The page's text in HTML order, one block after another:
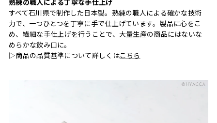
すべて石川県で制作した日本製。熟練の職人による確かな技術
力で、一つひとつを丁寧に手で仕上げています。製品に心をこ
め、繊細な手仕上げを行うことで、大量生産の商品にはないな
めらかな飲み口に。
▷商品の品質基準について詳しくはこちら